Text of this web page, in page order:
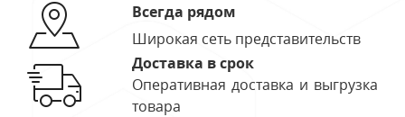
Всегда рядом
Широкая сеть представительств
Доставка в срок
Оперативная доставка и выгрузка
товара